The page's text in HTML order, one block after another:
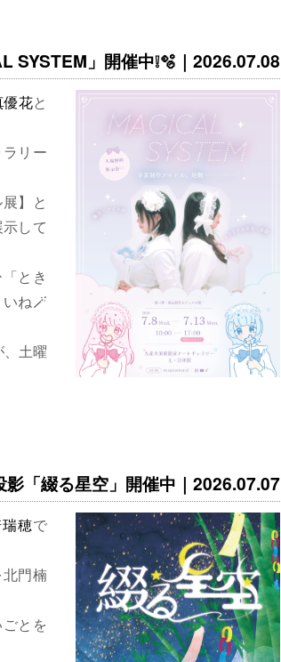
SYSTEM」開催中❕🫧｜2026.07.08
優花と
リー
】と
して
とき
ね🪄
土曜
影「綴る星空」開催中｜2026.07.07
穂で
門楠
とを